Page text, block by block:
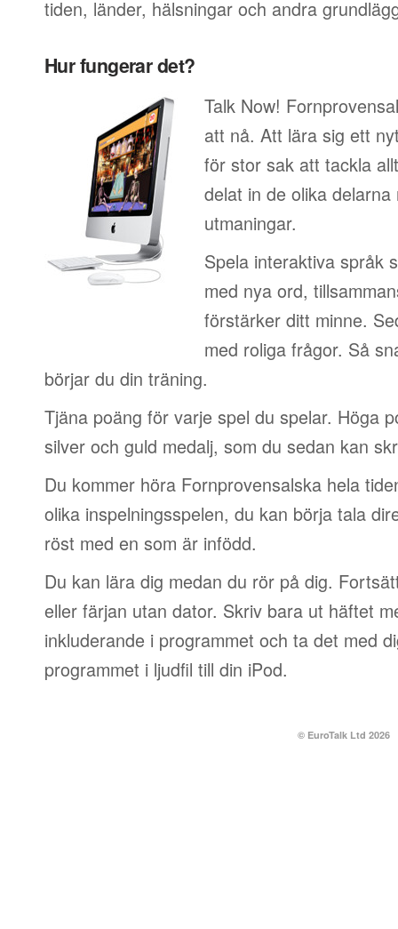
tiden, länder, hälsningar och andra
Hur fungerar det?
Talk Now!
att nå. Att lära sig ett
för stor sak att tackla
delat in de olika
utmaningar.
Spela interaktiva språk
med nya ord,
förstärker ditt minne.
med roliga frågor. Så
börjar du din träning.
Tjäna poäng för varje spel du spelar. Höga
silver och guld medalj, som du sedan kan
Du kommer höra Fornprovensalska hela
olika inspelningsspelen, du kan börja tala
röst med en som är infödd.
Du kan lära dig medan du rör på dig.
eller färjan utan dator. Skriv bara ut häftet
inkluderande i programmet och ta det med
programmet i ljudfil till din iPod.
© EuroTalk Ltd 2026